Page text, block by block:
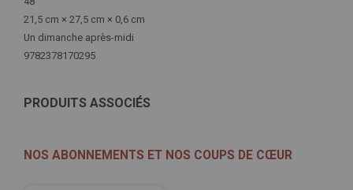
21,5 cm × 27,5 cm × 0,6 cm
Un dimanche après-midi
9782378170295
PRODUITS ASSOCIÉS
NOS ABONNEMENTS ET NOS COUPS DE CŒUR